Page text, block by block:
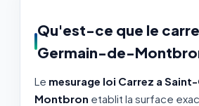
Qu'est-ce que le
Germain-de-
Le mesurage loi Carrez a
Montbron etablit la surface